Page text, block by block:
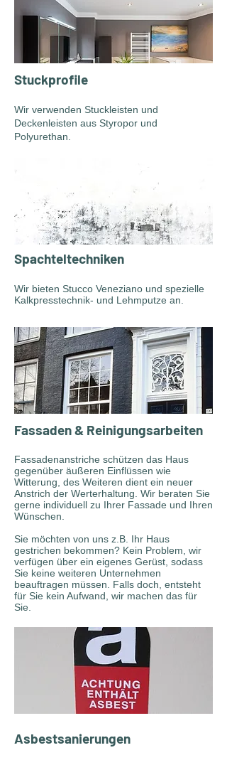
Stuckprofile
Wir verwenden Stuckleisten und
Deckenleisten aus Styropor und
Polyurethan.
Spachteltechniken
Wir bieten Stucco Veneziano und spezielle
Kalkpresstechnik- und Lehmputze an.
Fassaden & Reinigungsarbeiten
Fassadenanstriche schützen das Haus
gegenüber äußeren Einflüssen wie
Witterung, des Weiteren dient ein neuer
Anstrich der Werterhaltung. Wir beraten Sie
gerne individuell zu Ihrer Fassade und Ihren
Wünschen.
Sie möchten von uns z.B. Ihr Haus
gestrichen bekommen? Kein Problem, wir
verfügen über ein eigenes Gerüst, sodass
Sie keine weiteren Unternehmen
beauftragen müssen. Falls doch, entsteht
für Sie kein Aufwand, wir machen das für
Sie.
Asbestsanierungen